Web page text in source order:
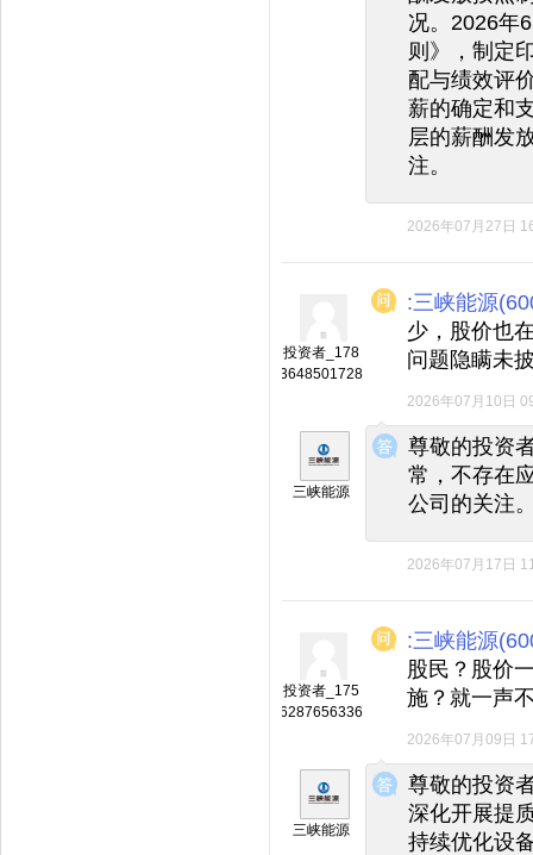
况。2026年
则》，制定
配与绩效评
薪的确定和
层的薪酬发
注。
2026年07月27日
投资者_178
3648501728
:三峡能源
少，股价也
问题隐瞒未
2026年07月10日
◆
◆
三峡能源
尊敬的投资
常，不存在
公司的关注
2026年07月17日
投资者_175
6287656336
:三峡能源
股民？股价
施？就一声
2026年07月09日
◆
◆
三峡能源
尊敬的投资
深化开展提
持续优化设